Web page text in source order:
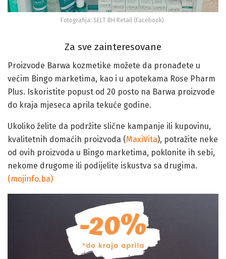
Fotografija: SELT BH Retail (Facebook).
Za sve zainteresovane
Proizvode Barwa kozmetike možete da pronađete u
većim Bingo marketima, kao i u apotekama Rose Pharm
Plus. Iskoristite popust od 20 posto na Barwa proizvode
do kraja mjeseca aprila tekuće godine.
Ukoliko želite da podržite slične kampanje ili kupovinu,
kvalitetnih domaćih proizvoda (MaxiVita), potražite neke
od ovih proizvoda u Bingo marketima, poklonite ih sebi,
nekome drugome ili podijelite iskustva sa drugima.
(mojinfo.ba)